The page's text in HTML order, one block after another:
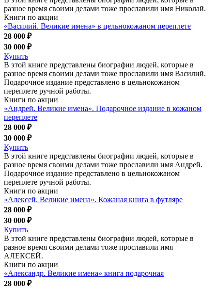
разное время своими делами тоже прославили имя Николай.
Книги по акции
«Василий. Великие имена» в цельнокожаном переплете
28 000 ₽
30 000 ₽
Купить
В этой книге представлены биографии людей, которые в
разное время своими делами тоже прославили имя Василий.
Подарочное издание представлено в цельнокожаном
переплете ручной работы.
Книги по акции
«Андрей. Великие имена». Подарочное издание в кожаном
переплете
28 000 ₽
30 000 ₽
Купить
В этой книге представлены биографии людей, которые в
разное время своими делами тоже прославили имя Андрей.
Подарочное издание представлено в цельнокожаном
переплете ручной работы.
Книги по акции
«Алексей. Великие имена». Кожаная книга в футляре
28 000 ₽
30 000 ₽
Купить
В этой книге представлены биографии людей, которые в
разное время своими делами тоже прославили имя
АЛЕКСЕЙ.
Книги по акции
«Александр. Великие имена» книга подарочная
28 000 ₽